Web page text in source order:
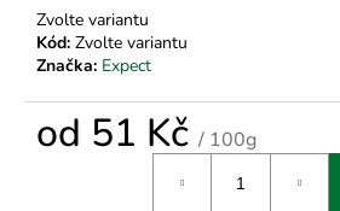
Zvolte variantu
Kód: Zvolte variantu
Značka: Expect
od 51 Kč / 100g
D
o